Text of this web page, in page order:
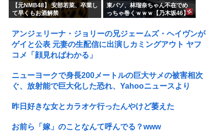
【元NMB48】 安部若菜、卒業し
て早くもお酒解禁
東パソ、林瑠奈ちゃん不在でめ
っちゃ巻くｗｗｗ【乃木坂46】
アンジェリーナ・ジョリーの兄ジェームズ・ヘイヴンが
ゲイと公表 元妻の生配信に出演しカミングアウト ヤフ
コメ「顔見ればわかる」
ニューヨークで身長200メートルの巨大サメの被害相次
ぐ、放射能で巨大化した恐れ、Yahooニュースより
昨日好きな女とカラオケ行ったんやけど萎えた
お前ら「嫁」のことなんて呼んでる？www